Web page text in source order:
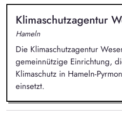
Klimaschutzagentur
Hameln
Die Klimaschutzagentur
gemeinnützige Einrichtung,
Klimaschutz in Hameln-
einsetzt.